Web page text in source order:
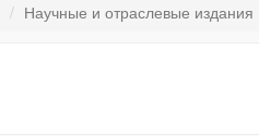
Научные и отраслевые издания